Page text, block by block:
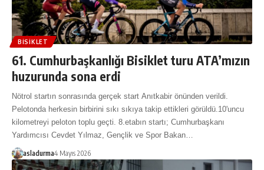
BISIKLET
61. Cumhurbaşkanlığı Bisiklet turu ATA’mızın
huzurunda sona erdi
Nötrol startın sonrasında gerçek start Anıtkabir önünden verildi.
Pelotonda herkesin birbirini sıkı sıkıya takip ettikleri görüldü.10'uncu
kilometreyi peloton toplu geçti. 8.etabın startı; Cumhurbaşkanı
Yardımcısı Cevdet Yılmaz, Gençlik ve Spor Bakan…
asladurma4 Mayıs 2026